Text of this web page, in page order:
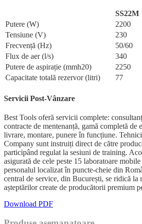
SS22M
Putere (W)
2200
Tensiune (V)
230
Frecvență (Hz)
50/60
Flux de aer (l/s)
340
Putere de aspirație (mmh20)
2250
Capacitate totală rezervor (litri)
77
Servicii Post-Vânzare
Best Tools oferă servicii complete:
contracte de mentenanță, gamă completă de
livrare, montare, punere în funcțiune.
Company sunt instruiți direct de către
participând regulat la sesiuni de training.
asigurată de cele peste 15 laboratoare
personalul localizat în puncte-cheie din
central de service, din București, se ridică la
așteptărilor create de producătorii premium
Download PDF